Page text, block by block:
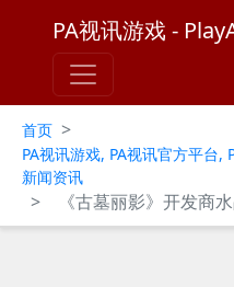
PA视讯游戏 -
首页 >
PA视讯游戏, PA视讯官方平台,
新闻资讯
> 《古墓丽影》开发商